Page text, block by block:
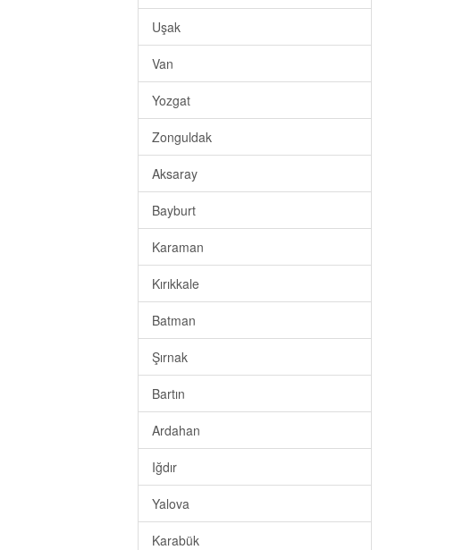
Uşak
Van
Yozgat
Zonguldak
Aksaray
Bayburt
Karaman
Kırıkkale
Batman
Şırnak
Bartın
Ardahan
Iğdır
Yalova
Karabük